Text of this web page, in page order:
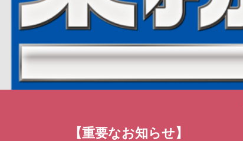
【重要なお知らせ】